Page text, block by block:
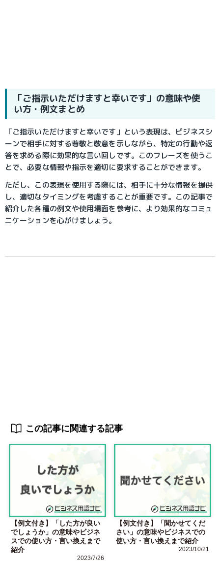
「ご指示いただけますと幸いです」の意味や使
い方・例文まとめ
「ご指示いただけますと幸いです」という表現は、ビジネスシ
ーンで相手に対する尊敬と敬意を示しながら、特定の行動や返
答を求める際に効果的な言い回しです。このフレーズを使うこ
とで、必要な情報や指示を適切に要求することができます。
ただし、この表現を使用する際には、相手に十分な情報を提供
し、適切なタイミングを考慮することが重要です。この記事で
紹介した各種の例文や使用場面を参考に、より効果的なコミュ
ニケーションを心がけましょう。
この記事に関連する記事
【例文付き】「した方が良い
でしょうか」の意味やビジネ
スでの使い方・言い換えまで
紹介
2023/7/26
【例文付き】「聞かせてくだ
さい」の意味やビジネスでの
使い方・言い換えまで紹介
2023/10/21